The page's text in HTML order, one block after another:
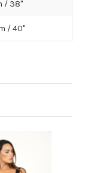
/ 38"
/ 40"